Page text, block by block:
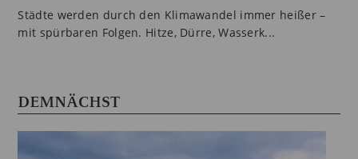
Städte werden durch den Klimawandel immer heißer –
mit spürbaren Folgen. Hitze, Dürre, Wasserk...
DEMNÄCHST